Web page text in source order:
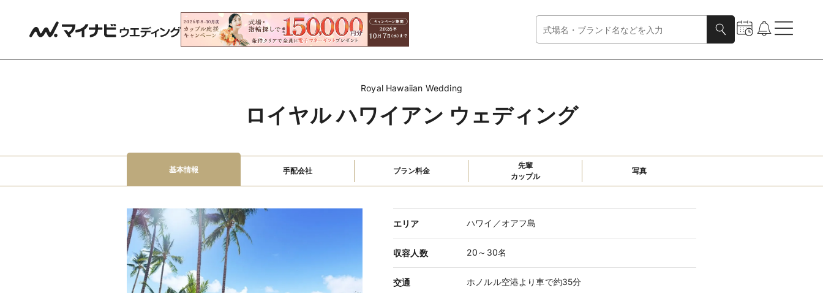
Royal Hawaiian Wedding
ロイヤル ハワイアン ウェディング​
基本情報 手配会社 プラン料金
先輩
カップル
写真
エリア ハワイ／オアフ島
収容人数 20～30名
交通 ホノルル空港より車で約35分